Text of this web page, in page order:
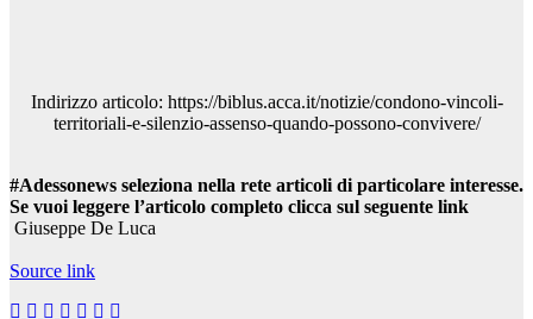
Indirizzo articolo: https://biblus.acca.it/notizie/condono-vincoli-
territoriali-e-silenzio-assenso-quando-possono-convivere/
#Adessonews seleziona nella rete articoli di particolare interesse.
Se vuoi leggere l’articolo completo clicca sul seguente link
Giuseppe De Luca
Source link